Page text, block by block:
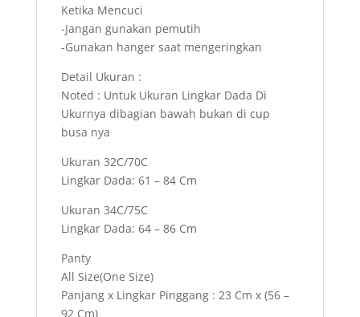
Ketika Mencuci
-Jangan gunakan pemutih
-Gunakan hanger saat mengeringkan
Detail Ukuran :
Noted : Untuk Ukuran Lingkar Dada Di
Ukurnya dibagian bawah bukan di cup
busa nya
Ukuran 32C/70C
Lingkar Dada: 61 – 84 Cm
Ukuran 34C/75C
Lingkar Dada: 64 – 86 Cm
Panty
All Size(One Size)
Panjang x Lingkar Pinggang : 23 Cm x (56 –
92 Cm)